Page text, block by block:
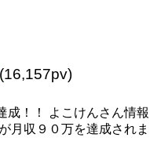
(16,157pv)
！！ よこけんさん情報
月収９０万を達成されま